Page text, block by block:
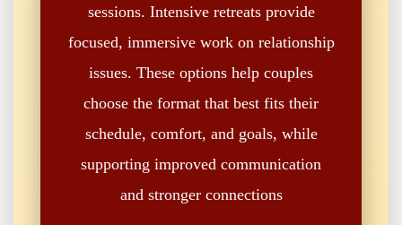
sessions. Intensive retreats provide
focused, immersive work on relationship
issues. These options help couples
choose the format that best fits their
schedule, comfort, and goals, while
supporting improved communication
and stronger connections